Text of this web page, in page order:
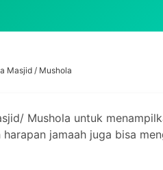
Masjid / Mushola
Mushola untuk
jamaah juga bisa